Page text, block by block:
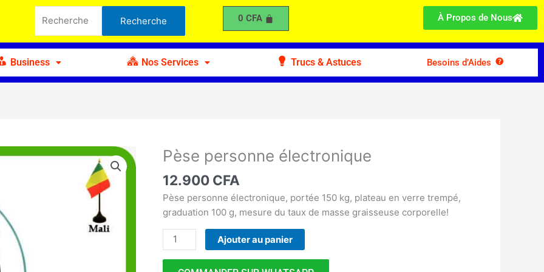
pour :
Recherche 0 CFA À Propos de Nous
Business Nos Services Trucs & Astuces Besoins d’Aides
Pèse personne électronique
12.900 CFA
Pèse personne électronique, portée 150 kg, plateau en verre trempé,
graduation 100 g, mesure du taux de masse graisseuse corporelle!
quantité
Pèse
personne
électronique
Ajouter au panier
personne
électronique